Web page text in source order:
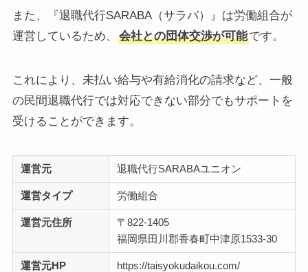
また、『退職代行SARABA（サラバ）』は労働組合が
運営しているため、
会社との団体交渉が可能です。
これにより、未払い給与や有給消化の請求など、一般
の民間退職代行では対応できない部分でもサポートを
受けることができます。
運営元 退職代行SARABAユニオン
運営タイプ 労働組合
運営元住所
〒822-1405
福岡県田川郡香春町中津原1533-30
運営元HP https://taisyokudaikou.com/